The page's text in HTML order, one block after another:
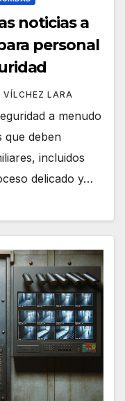
noticias a
personal
VÍLCHEZ LARA
a menudo
que deben
incluidos
delicado y…